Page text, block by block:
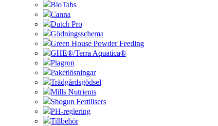
BioTabs
Canna
Dutch Pro
Gödningsschema
Green House Powder Feeding
GHE®/Terra Aquatica®
Plagron
Paketlösningar
Trädgårdsgödsel
Mills Nutrients
Shogun Fertilisers
PH-reglering
Tillbehör